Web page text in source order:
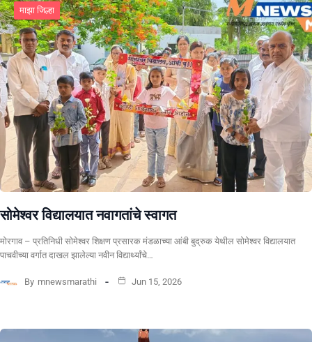
माझा जिल्हा
सोमेश्वर विद्यालयात नवागतांचे स्वागत
मोरगाव – प्रतिनिधी सोमेश्वर शिक्षण प्रसारक मंडळाच्या आंबी बुद्रुक येथील सोमेश्वर विद्यालयात
पाचवीच्या वर्गात दाखल झालेल्या नवीन विद्यार्थ्यांचे…
By mnewsmarathi Jun 15, 2026